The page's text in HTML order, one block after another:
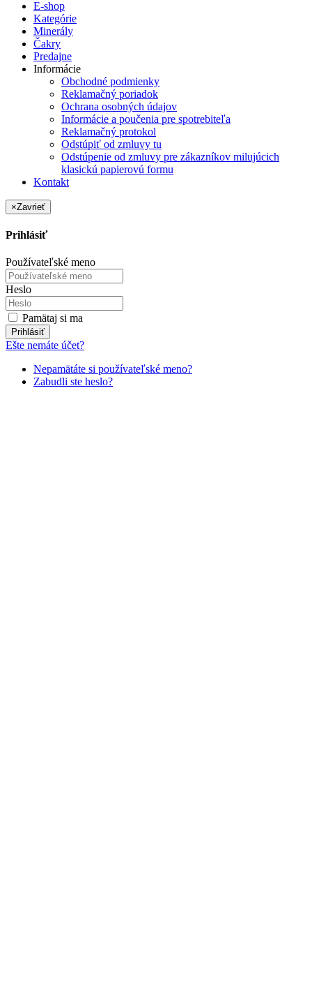
E-shop
Kategórie
Minerály
Čakry
Predajne
Informácie
Obchodné podmienky
Reklamačný poriadok
Ochrana osobných údajov
Informácie a poučenia pre spotrebiteľa
Reklamačný protokol
Odstúpiť od zmluvy tu
Odstúpenie od zmluvy pre zákazníkov milujúcich
klasickú papierovú formu
Kontakt
×Zavrieť
Prihlásiť
Používateľské meno
Heslo
Pamätaj si ma
Prihlásiť
Ešte nemáte účet?
Nepamätáte si používateľské meno?
Zabudli ste heslo?